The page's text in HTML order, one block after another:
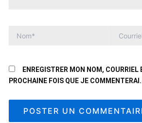
ENREGISTRER MON NOM,
PROCHAINE FOIS QUE JE COMMENTERAI.